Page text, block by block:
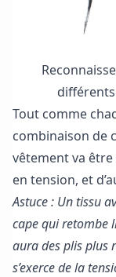
Tout comme
combinaison de
vêtement va
en tension, et
Astuce : Un tissu
cape qui retombe
aura des plis plus
s’exerce de la